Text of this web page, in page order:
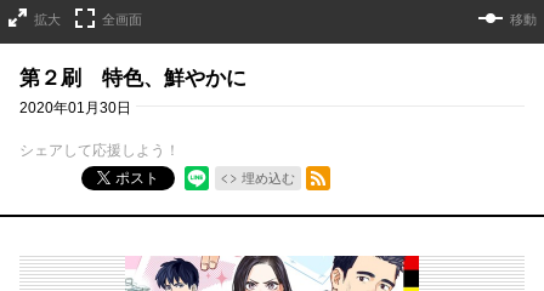
拡大 全画面 移動
第２刷 特色、鮮やかに
2020年01月30日
シェアして応援しよう！
ポスト
埋め込む
RSSフィード